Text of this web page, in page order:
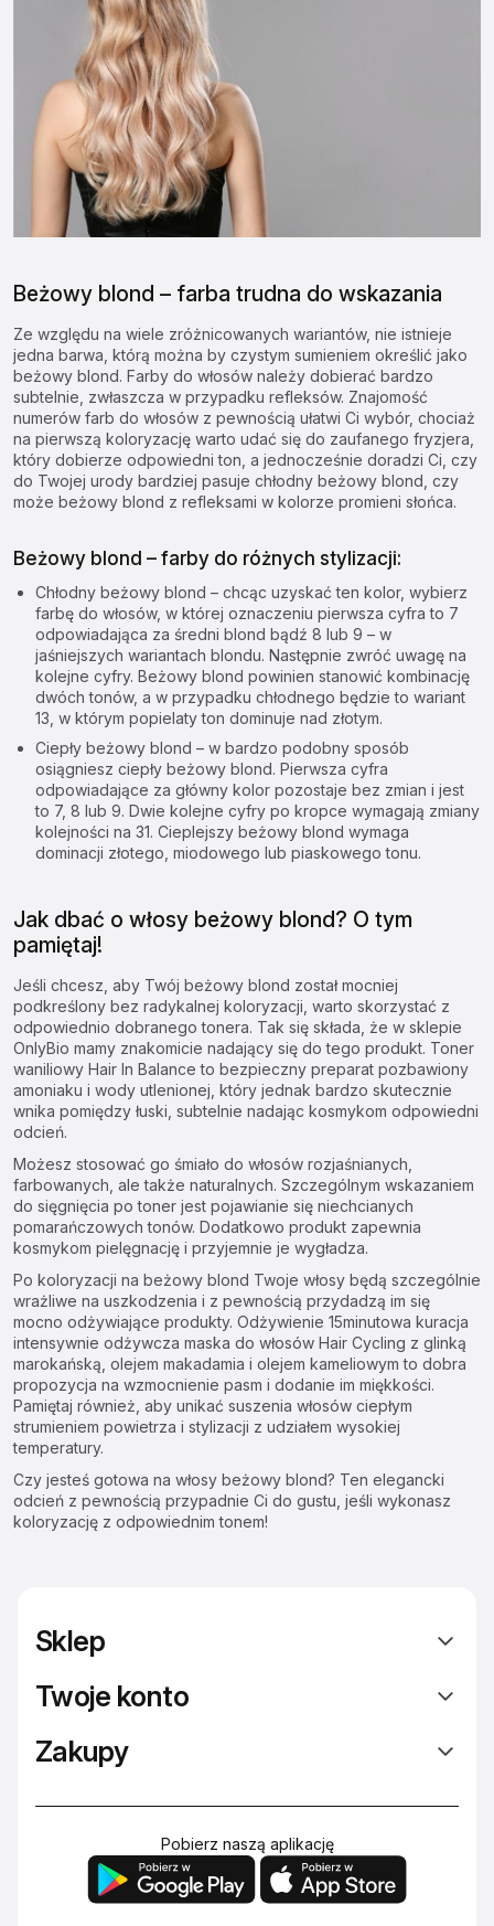
Beżowy blond – farba trudna do wskazania
Ze względu na wiele zróżnicowanych wariantów, nie istnieje
jedna barwa, którą można by czystym sumieniem określić jako
beżowy blond. Farby do włosów należy dobierać bardzo
subtelnie, zwłaszcza w przypadku refleksów. Znajomość
numerów farb do włosów z pewnością ułatwi Ci wybór, chociaż
na pierwszą koloryzację warto udać się do zaufanego fryzjera,
który dobierze odpowiedni ton, a jednocześnie doradzi Ci, czy
do Twojej urody bardziej pasuje chłodny beżowy blond, czy
może beżowy blond z refleksami w kolorze promieni słońca.
Beżowy blond – farby do różnych stylizacji:
Chłodny beżowy blond – chcąc uzyskać ten kolor, wybierz
farbę do włosów, w której oznaczeniu pierwsza cyfra to 7
odpowiadająca za średni blond bądź 8 lub 9 – w
jaśniejszych wariantach blondu. Następnie zwróć uwagę na
kolejne cyfry. Beżowy blond powinien stanowić kombinację
dwóch tonów, a w przypadku chłodnego będzie to wariant
13, w którym popielaty ton dominuje nad złotym.
Ciepły beżowy blond – w bardzo podobny sposób
osiągniesz ciepły beżowy blond. Pierwsza cyfra
odpowiadające za główny kolor pozostaje bez zmian i jest
to 7, 8 lub 9. Dwie kolejne cyfry po kropce wymagają zmiany
kolejności na 31. Cieplejszy beżowy blond wymaga
dominacji złotego, miodowego lub piaskowego tonu.
Jak dbać o włosy beżowy blond? O tym
pamiętaj!
Jeśli chcesz, aby Twój beżowy blond został mocniej
podkreślony bez radykalnej koloryzacji, warto skorzystać z
odpowiednio dobranego tonera. Tak się składa, że w sklepie
OnlyBio mamy znakomicie nadający się do tego produkt. Toner
waniliowy Hair In Balance to bezpieczny preparat pozbawiony
amoniaku i wody utlenionej, który jednak bardzo skutecznie
wnika pomiędzy łuski, subtelnie nadając kosmykom odpowiedni
odcień.
Możesz stosować go śmiało do włosów rozjaśnianych,
farbowanych, ale także naturalnych. Szczególnym wskazaniem
do sięgnięcia po toner jest pojawianie się niechcianych
pomarańczowych tonów. Dodatkowo produkt zapewnia
kosmykom pielęgnację i przyjemnie je wygładza.
Po koloryzacji na beżowy blond Twoje włosy będą szczególnie
wrażliwe na uszkodzenia i z pewnością przydadzą im się
mocno odżywiające produkty. Odżywienie 15minutowa kuracja
intensywnie odżywcza maska do włosów Hair Cycling z glinką
marokańską, olejem makadamia i olejem kameliowym to dobra
propozycja na wzmocnienie pasm i dodanie im miękkości.
Pamiętaj również, aby unikać suszenia włosów ciepłym
strumieniem powietrza i stylizacji z udziałem wysokiej
temperatury.
Czy jesteś gotowa na włosy beżowy blond? Ten elegancki
odcień z pewnością przypadnie Ci do gustu, jeśli wykonasz
koloryzację z odpowiednim tonem!
Sklep
Twoje konto
Zakupy
Pobierz naszą aplikację